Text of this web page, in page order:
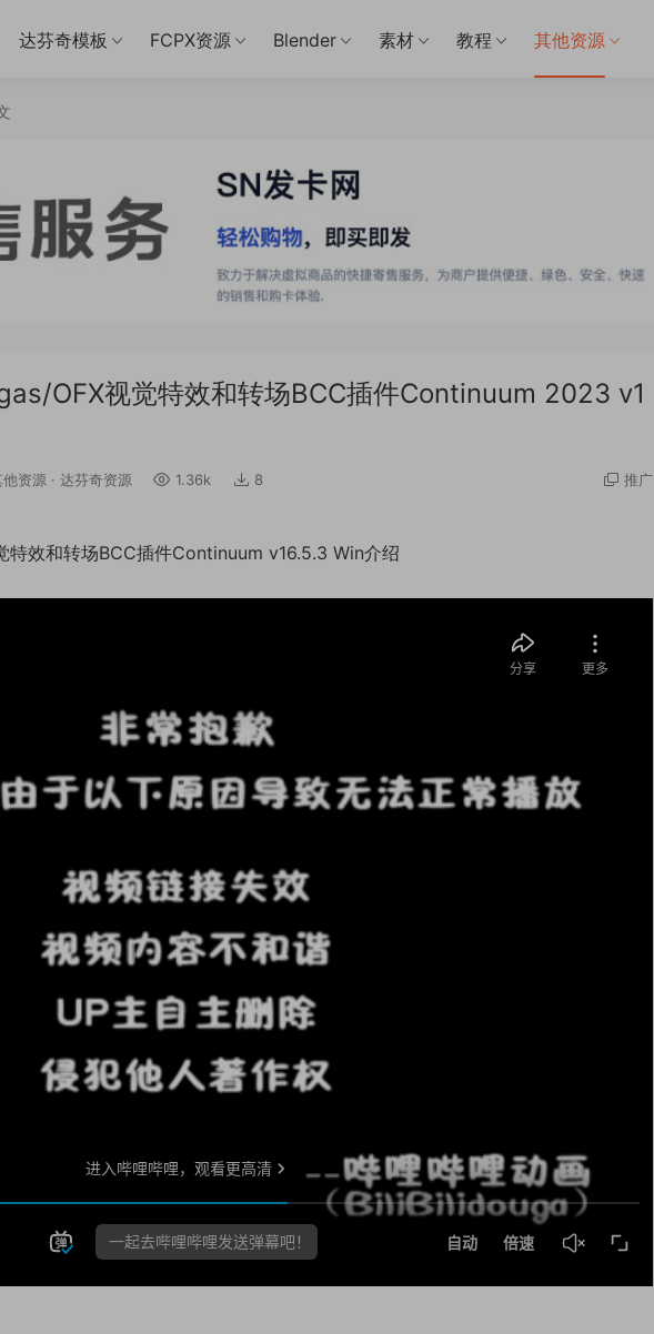
达芬奇模板 FCPX资源 Blender 素材 教程 其他资源
OFX视觉特效和转场BCC插件Continuum 2023 v1
他资源 · 达芬奇资源 1.36k 8 推广
效和转场BCC插件Continuum v16.5.3 Win介绍